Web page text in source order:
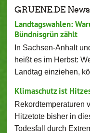
GRUENE.DE News
Landtagswahlen:
Bündnisgrün zählt
In Sachsen-Anhalt
heißt es im Herbst:
Landtag einziehen,
Klimaschutz ist
Rekordtemperaturen
Hitzetote bisher in
Todesfall durch